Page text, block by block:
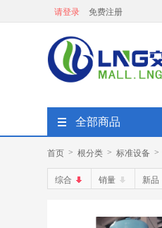
请登录 免费注册
全部商品
首页 > 根分类 > 标准设备 >
综合 销量 新品